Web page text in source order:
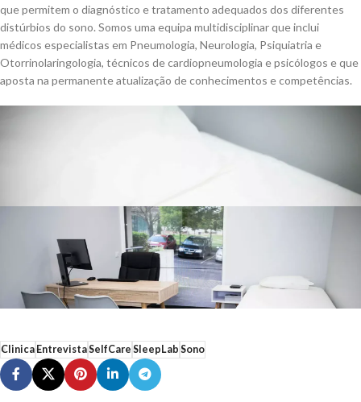
que permitem o diagnóstico e tratamento adequados dos diferentes
distúrbios do sono. Somos uma equipa multidisciplinar que inclui
médicos especialistas em Pneumologia, Neurologia, Psiquiatria e
Otorrinolaringologia, técnicos de cardiopneumologia e psicólogos e que
aposta na permanente atualização de conhecimentos e competências.
ClinicaEntrevistaSelfCare SleepLab Sono